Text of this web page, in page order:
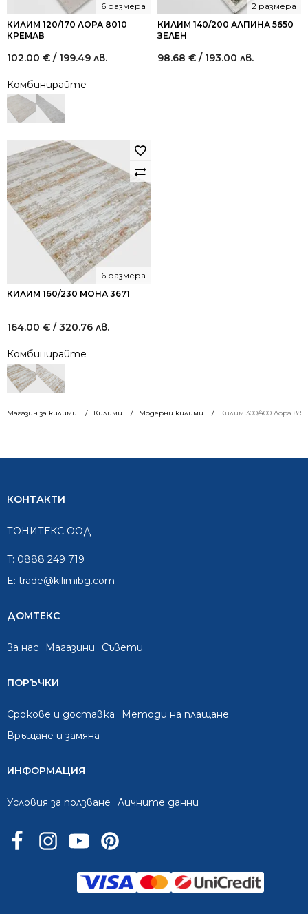
Магазин за килими Килими Модерни килими Килим 300/400 Лора
КИЛИМ 120/170 ЛОРА 8010
КРЕМАВ
6 размера
102.00 € / 199.49 лв.
Комбинирайте
КИЛИМ 140/200 АЛПИНА 5650
ЗЕЛЕН
2 размера
98.68 € / 193.00 лв.
КИЛИМ 160/230 МОНА 3671
6 размера
164.00 € / 320.76 лв.
Комбинирайте
КОНТАКТИ
ТОНИТЕКС ООД
T: 0888 249 719
E: trade@kilimibg.com
ДОМТЕКС
За нас Mагазини Съвети
ПОРЪЧКИ
Срокове и доставка
Методи на плащане
Връщане и замяна
ИНФОРМАЦИЯ
Условия за ползване Личните данни